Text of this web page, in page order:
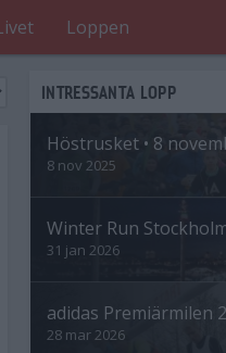
Loppen
INTRESSANTA LOPP
Höstrusket • 8
8 nov 2025
Winter Run
31 jan 2026
adidas Premiärmilen
28 mar 2026